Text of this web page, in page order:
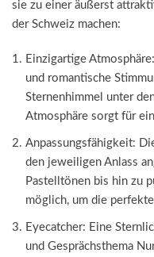
sie zu einer äußerst
der Schweiz machen:
Einzigartige
und romantische
Sternenhimmel unter
Atmosphäre sorgt für
Anpassungsfähigkeit:
den jeweiligen Anlass
Pastelltönen bis hin zu
möglich, um die
Eyecatcher: Eine
und Gesprächsthema